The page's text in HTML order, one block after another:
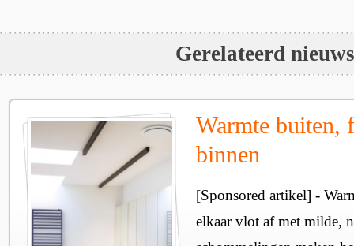
Gerelateerd nieuws
Warmte buiten,
binnen
[Sponsored artikel] -
elkaar vlot af met milde,